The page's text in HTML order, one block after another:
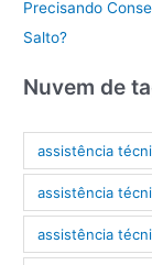
Precisando
Salto?
Nuvem de
assistência
assistência
assistência